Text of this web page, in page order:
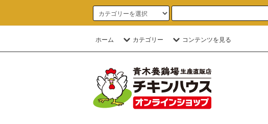
ホーム カテゴリー コンテンツを見る